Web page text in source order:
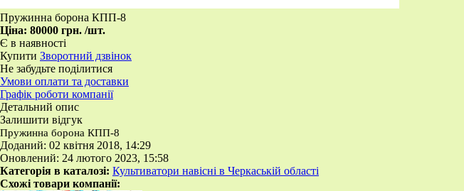
Пружинна борона КПП-8
Ціна: 80000 грн. /шт.
Є в наявності
Купити Зворотний дзвінок
Не забудьте поділитися
Умови оплати та доставки
Графік роботи компанії
Детальний опис
Залишити відгук
Пружинна борона КПП-8
Доданий: 02 квітня 2018, 14:29
Оновлений: 24 лютого 2023, 15:58
Категорія в каталозі: Культиватори навісні в Черкаській області
Схожі товари компанії: